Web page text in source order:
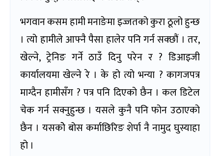
भगवान कसम हामी मनाङेमा इज्जतको कुरा ठूलो हुन्छ
। त्यो हामीले आफ्नै पैसा हालेर पनि गर्न सक्छौं । तर,
खेल्ने, ट्रेनिङ गर्ने ठाउँ दिनु परेन र ? डिआइजी
कार्यालयमा खेल्ने रे । के हो त्यो भन्या ? कागजपत्र
माग्दैन हामीसँग ? पत्र पनि दिएको छैन । कल डिटेल
चेक गर्न सक्नुहुन्छ । यसले कुनै पनि फोन उठाएको
छैन । यसकोे बोस कर्माछिरिङ शेर्पा नै नामुद घुस्याहा
हो ।